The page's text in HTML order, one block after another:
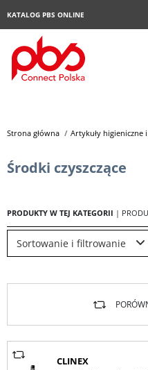
KATALOG PBS ONLINE
Strona główna> Artykuły higieniczne
Środki czyszczące
PRODUKTY W TEJ KATEGORII |
Sortowanie i filtrowanie
CLINEX